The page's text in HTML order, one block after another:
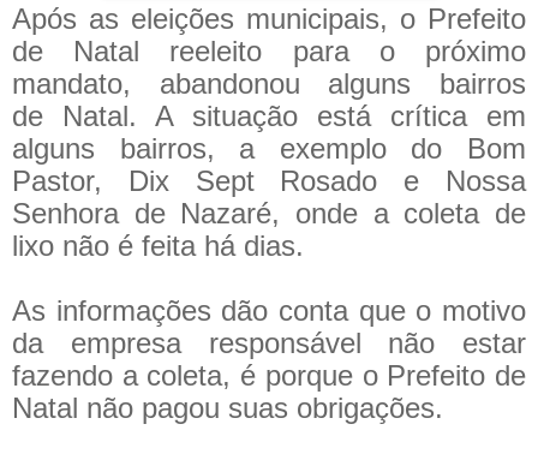
Após as eleições municipais, o Prefeito
de Natal reeleito para o próximo
mandato, abandonou alguns bairros
de Natal. A situação está crítica em
alguns bairros, a exemplo do Bom
Pastor, Dix Sept Rosado e Nossa
Senhora de Nazaré, onde a coleta de
lixo não é feita há dias.
As informações dão conta que o motivo
da empresa responsável não estar
fazendo a coleta, é porque o Prefeito de
Natal não pagou suas obrigações.